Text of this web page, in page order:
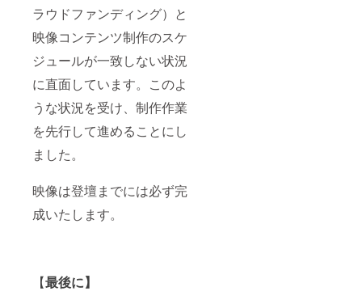
ラウドファンディング）と
映像コンテンツ制作のスケ
ジュールが一致しない状況
に直面しています。このよ
うな状況を受け、制作作業
を先行して進めることにし
ました。
映像は登壇までには必ず完
成いたします。
【最後に】